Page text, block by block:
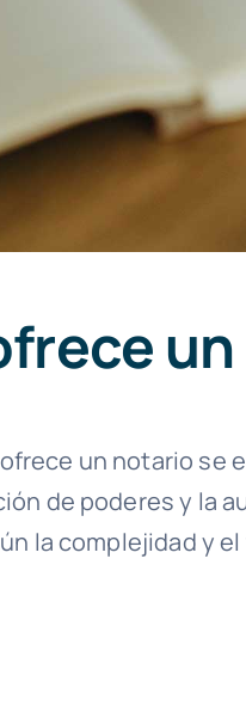
un notario
de poderes y la
la complejidad y